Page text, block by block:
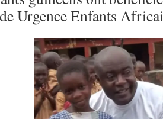
Urgence Enfants